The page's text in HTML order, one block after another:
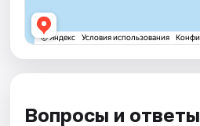
Вопросы и ответы